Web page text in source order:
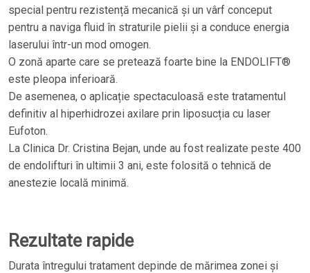
special pentru rezistență mecanică și un vârf conceput
pentru a naviga fluid în straturile pielii și a conduce energia
laserului într-un mod omogen.
O zonă aparte care se pretează foarte bine la ENDOLIFT®
este pleopa inferioară.
De asemenea, o aplicație spectaculoasă este tratamentul
definitiv al hiperhidrozei axilare prin liposucția cu laser
Eufoton.
La Clinica Dr. Cristina Bejan, unde au fost realizate peste 400
de endolifturi în ultimii 3 ani, este folosită o tehnică de
anestezie locală minimă.
Rezultate rapide
Durata întregului tratament depinde de mărimea zonei și